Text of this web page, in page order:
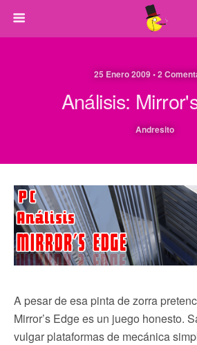
25 Enero 2009 • 2
Análisis:
Andresito
A pesar de esa pinta de zorra
Mirror’s Edge es un juego honesto.
vulgar plataformas de mecánica